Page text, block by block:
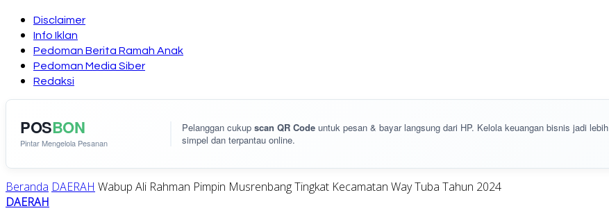
Disclaimer
Info Iklan
Pedoman Berita Ramah Anak
Pedoman Media Siber
Redaksi
POSBON
Pintar Mengelola Pesanan
Pelanggan cukup scan QR Code untuk pesan & bayar langsung dari HP. Kelola keuangan bisnis jadi lebih
simpel dan terpantau online.
Beranda DAERAH Wabup Ali Rahman Pimpin Musrenbang Tingkat Kecamatan Way Tuba Tahun 2024
DAERAH